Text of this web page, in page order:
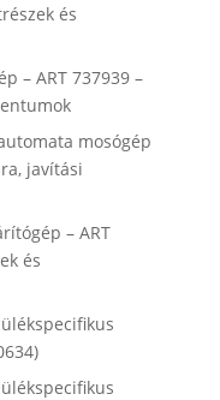
és
– ART 737939 –
mosógép
javítási
– ART
és